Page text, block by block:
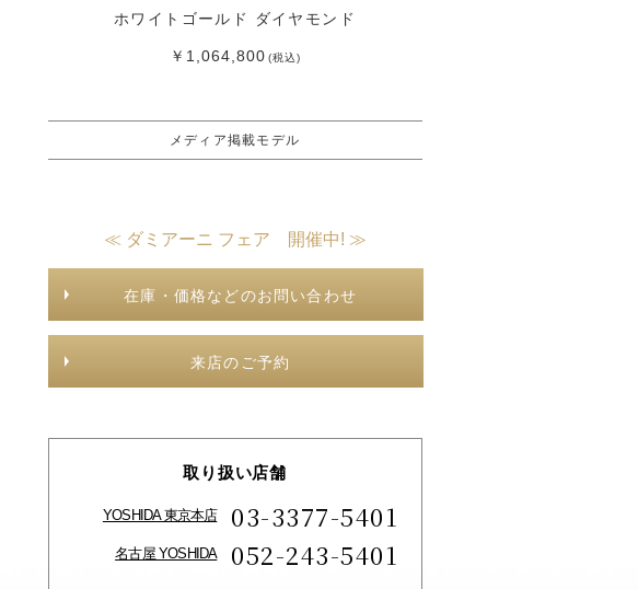
ホワイトゴールド ダイヤモンド
￥1,064,800(税込)
メディア掲載モデル
≪ ダミアーニ フェア 開催中! ≫
在庫・価格などのお問い合わせ
来店のご予約
取り扱い店舗
YOSHIDA 東京本店 03-3377-5401
名古屋 YOSHIDA 052-243-5401